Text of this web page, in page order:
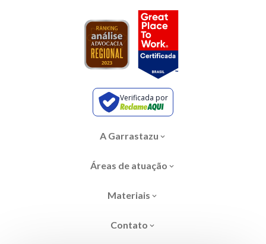
Verificada por
A Garrastazu
Áreas de atuação
Materiais
Contato